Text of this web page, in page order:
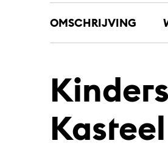
OMSCHRIJVING